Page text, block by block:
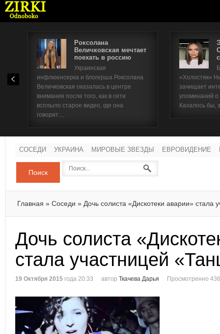
Роксолана
Величковская мечтает
поехать в россию
Украинская
инфлюенсерка и блогерша Роксолана
Величковская оказалась в центре
внимания после того, как в сети
всплыло старое видео, где она
говорит:...
«Холостяк»
зачищает
упоминаний
Казалось бы,
СОСЕДИ УКРАИНА МИРОВЫЕ ЗВЕЗДЫ ЕВРОВИДЕНИЕ
Поиск
Главная » Соседи » Дочь солиста «Дискотеки аварии» стала
Дочь солиста
стала участницей
19 Октября 2015 года 20:33 автор Ткачева Дарья Просмотренно
Имя